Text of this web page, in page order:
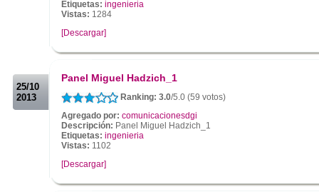
Etiquetas: ingenieria
Vistas: 1284
[Descargar]
25/10
2013
Panel Miguel Hadzich_1
Ranking: 3.0/5.0 (59 votos)
Agregado por: comunicacionesdgi
Descripción: Panel Miguel Hadzich_1
Etiquetas: ingenieria
Vistas: 1102
[Descargar]